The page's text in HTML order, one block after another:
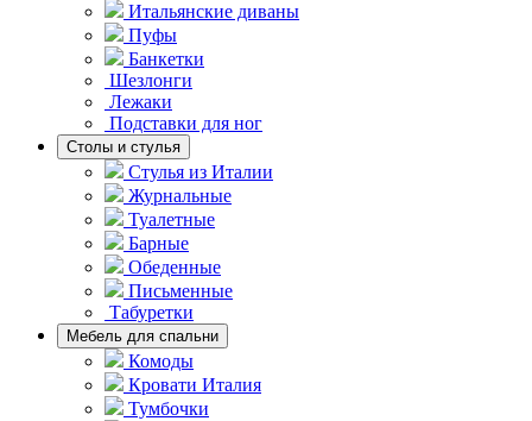
Итальянские диваны
Пуфы
Банкетки
Шезлонги
Лежаки
Подставки для ног
Столы и стулья
Стулья из Италии
Журнальные
Туалетные
Барные
Обеденные
Письменные
Табуретки
Мебель для спальни
Комоды
Кровати Италия
Тумбочки